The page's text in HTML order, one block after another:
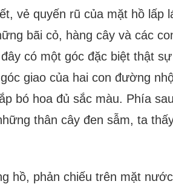
vẻ quyến rũ của mặt hồ lấp
bãi cỏ, hàng cây và các
có một góc đặc biệt thật
giao của hai con đường
bó hoa đủ sắc màu. Phía
thân cây đen sẫm, ta
hồ, phản chiếu trên mặt